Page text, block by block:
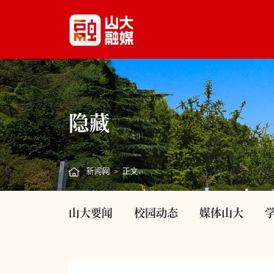
隐藏
新闻网 > 正文
山大要闻 校园动态 媒体山大